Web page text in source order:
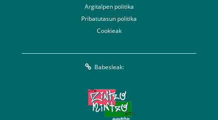
Argitalpen politika
Pribatutasun politika
Cookieak
Babesleak: